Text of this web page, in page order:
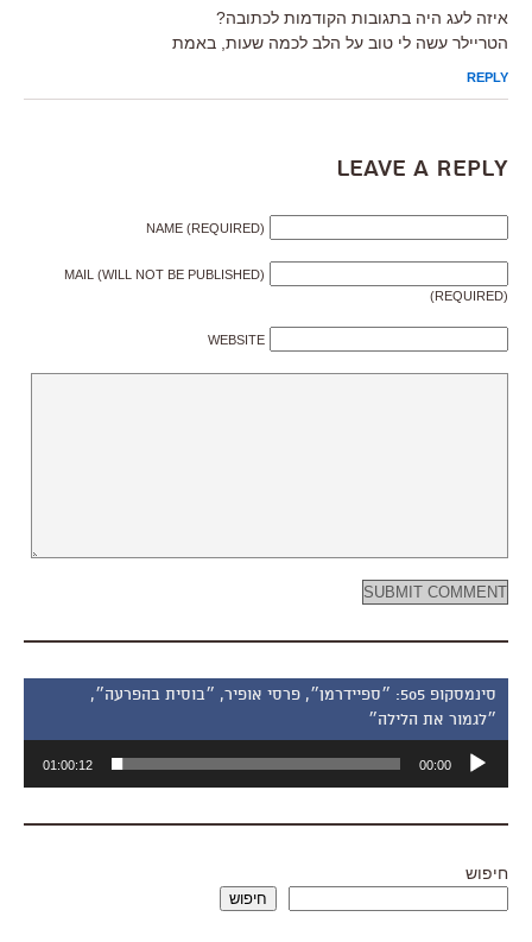
איזה לעג היה בתגובות הקודמות לכתובה?
הטריילר עשה לי טוב על הלב לכמה שעות, באמת
REPLY
Leave a Reply
NAME (REQUIRED)
MAIL (WILL NOT BE PUBLISHED)
(REQUIRED)
WEBSITE
סינמסקופ 505: ״ספיידרמן״, פרסי אופיר, ״בוסית בהפרעה״,
״לגמור את הלילה״
אודיו
00:00
01:00:12
חיפוש
חיפוש